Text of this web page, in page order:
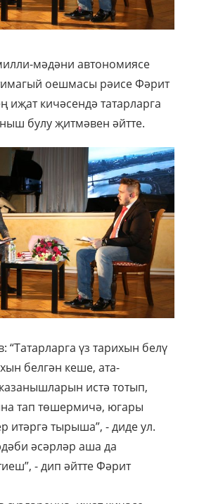
мәдәни автономиясе
оешмасы рәисе Фәрит
иҗат кичәсендә татарларга
булу җитмәвен әйтте.
“Татарларга үз тарихын белү
белгән кеше, ата-
истә тотып,
тап төшермичә, югары
итәргә тырыша”, - диде ул.
әсәрләр аша да
- дип әйтте Фәрит